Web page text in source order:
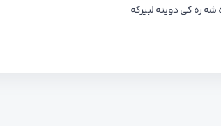
کی دوینه لبیرکه